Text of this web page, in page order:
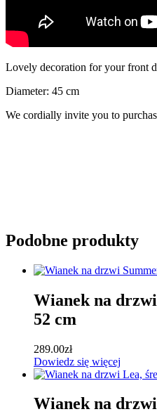
Lovely decoration for your front
Diameter: 45 cm
We cordially invite you to
Podobne produkty
Wianek na
52 cm
289.00zł
Dowiedz się więcej
Wianek na